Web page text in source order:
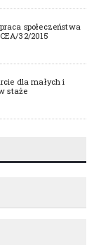
społeczeństwa
32/2015
dla małych i
staże